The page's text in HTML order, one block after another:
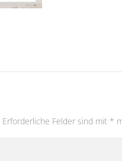
Erforderliche Felder sind mit *